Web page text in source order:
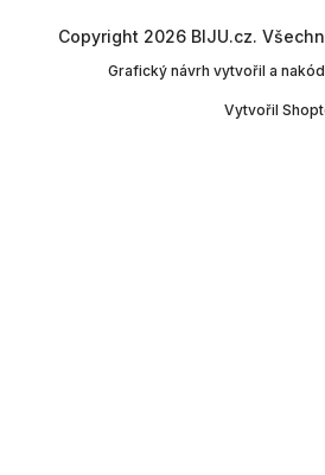
Vytvořil
Copyright 2026 BIJU.cz.
Grafický návrh vytvořil a